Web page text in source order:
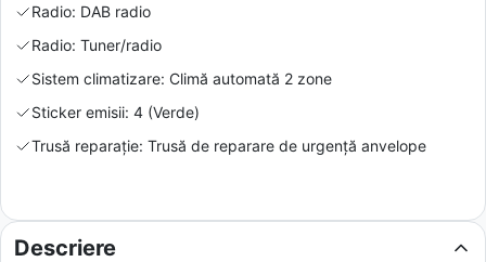
Radio: DAB radio
Radio: Tuner/radio
Sistem climatizare: Climă automată 2 zone
Sticker emisii: 4 (Verde)
Trusă reparație: Trusă de reparare de urgență anvelope
Descriere